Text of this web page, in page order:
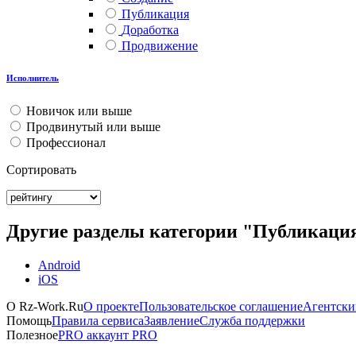
Публикация
Доработка
Продвижение
Исполнитель
Новичок или выше
Продвинутый или выше
Профессионал
Сортировать
Другие разделы категории
Android
iOS
Платные
информационные
О Rz-Work.RuО проектеПользовательское соглашение
ПомощьПравила сервисаЗаявлениеСлужба поддержки
ПолезноеPRO аккаунт PRO